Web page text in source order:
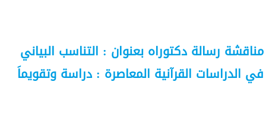
مناقشة رسالة دكتوراه بعنوان : التناسب البياني
في الدراسات القرآنية المعاصرة : دراسة وتقويماَ